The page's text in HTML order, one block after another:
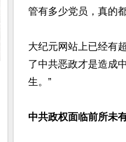
管有多少党员，真的
大纪元网站上已经有
了中共恶政才是造成
生。”
中共政权面临前所未